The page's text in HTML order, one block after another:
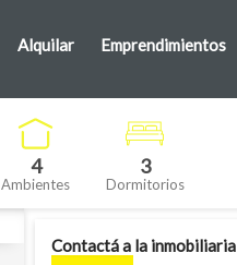
Alquilar Emprendimientos
4
Ambientes
3
Dormitorios
Contactá a la inmobiliaria